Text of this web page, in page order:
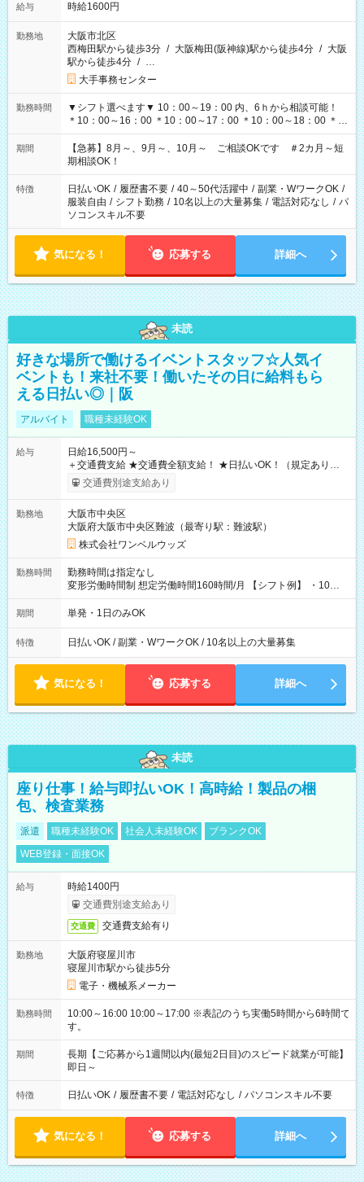
給与 時給1600円
勤務地
大阪市北区
西梅田駅から徒歩3分 / 大阪梅田(阪神線)駅から徒歩4分 / 大阪
駅から徒歩4分 / …
大手事務センター
勤務時間
▼シフト選べます▼ 10：00～19：00 内、6ｈから相談可能！
＊10：00～16：00 ＊10：00～17：00 ＊10：00～18：00 ＊
11：00～19：00 ＊12：00～19：00 ＊13：00～19：00
期間
【急募】8月～、9月～、10月～ ご相談OKです ＃2カ月～短
期相談OK！
特徴 日払いOK / 履歴書不要 / 40～50代活躍中 / 副業・WワークOK /
服装自由 / シフト勤務 / 10名以上の大量募集 / 電話対応なし / パ
ソコンスキル不要
気になる！ 応募する 詳細へ
未読
好きな場所で働けるイベントスタッフ☆人気イ
ベントも！来社不要！働いたその日に給料もら
える日払い◎｜阪
アルバイト 職種未経験OK
給与
日給16,500円～
＋交通費支給 ★交通費全額支給！ ★日払いOK！（規定あり） ┗
働いたその日に現金GET♪ お仕事後はコンビニATMから 日払
交通費別途支給あり
勤務地
大阪市中央区
大阪府大阪市中央区難波（最寄り駅：難波駅）
株式会社ワンベルウッズ
勤務時間
勤務時間は指定なし
変形労働時間制 想定労働時間160時間/月 【シフト例】 ・10：
00～20：00
期間 単発・1日のみOK
特徴 日払いOK / 副業・WワークOK / 10名以上の大量募集
気になる！ 応募する 詳細へ
未読
座り仕事！給与即払いOK！高時給！製品の梱
包、検査業務
派遣 職種未経験OK 社会人未経験OK
ブランクOK
WEB登録・面接OK
給与
時給1400円
交通費別途支給あり
交通費 交通費支給有り
勤務地
大阪府寝屋川市
寝屋川市駅から徒歩5分
電子・機械系メーカー
勤務時間
10:00～16:00 10:00～17:00 ※表記のうち実働5時間から6時間で
す。
期間
長期【ご応募から1週間以内(最短2日目)のスピード就業が可能】
即日～
特徴 日払いOK / 履歴書不要 / 電話対応なし / パソコンスキル不要
気になる！ 応募する 詳細へ